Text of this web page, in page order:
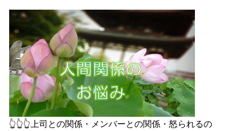
👆️👆️👆️上司との関係・メンバーとの関係・怒られるの